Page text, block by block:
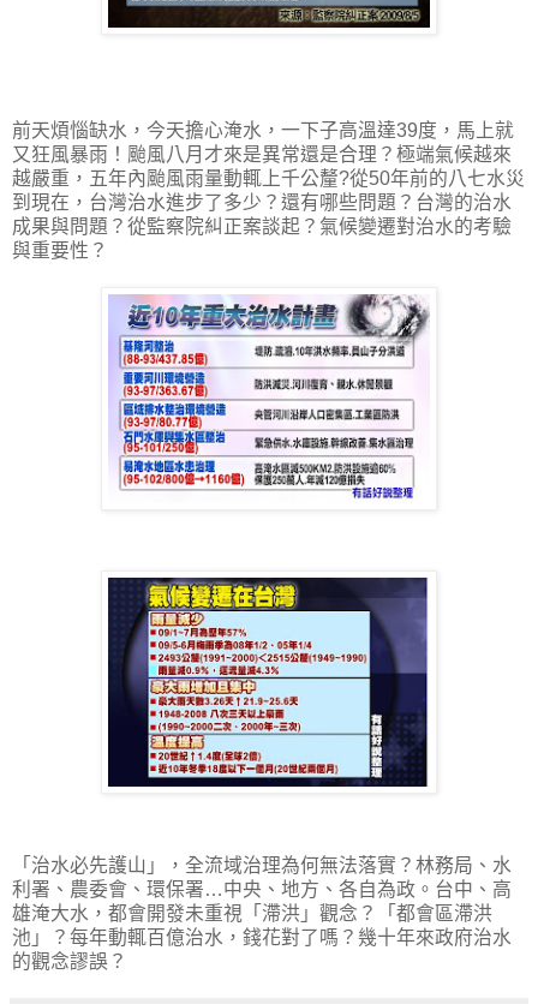
前天煩惱缺水，今天擔心淹水，一下子高溫達39度，馬上就
又狂風暴雨！颱風八月才來是異常還是合理？極端氣候越來
越嚴重，五年內颱風雨量動輒上千公釐?從50年前的八七水災
到現在，台灣治水進步了多少？還有哪些問題？台灣的治水
成果與問題？從監察院糾正案談起？氣候變遷對治水的考驗
與重要性？
「治水必先護山」，全流域治理為何無法落實？林務局、水
利署、農委會、環保署…中央、地方、各自為政。台中、高
雄淹大水，都會開發未重視「滯洪」觀念？「都會區滯洪
池」？每年動輒百億治水，錢花對了嗎？幾十年來政府治水
的觀念謬誤？